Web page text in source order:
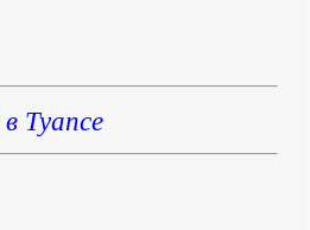
Туапсе